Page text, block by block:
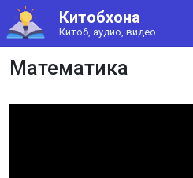
Китобхона
Китоб, аудио, видео
Математика